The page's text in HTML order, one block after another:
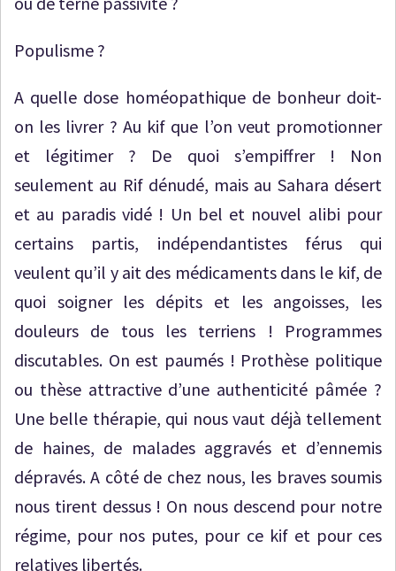
Populisme ?
A quelle dose homéopathique de bonheur doit-
on les livrer ? Au kif que l’on veut promotionner
et légitimer ? De quoi s’empiffrer ! Non
seulement au Rif dénudé, mais au Sahara désert
et au paradis vidé ! Un bel et nouvel alibi pour
certains partis, indépendantistes férus qui
veulent qu’il y ait des médicaments dans le kif, de
quoi soigner les dépits et les angoisses, les
douleurs de tous les terriens ! Programmes
discutables. On est paumés ! Prothèse politique
ou thèse attractive d’une authenticité pâmée ?
Une belle thérapie, qui nous vaut déjà tellement
de haines, de malades aggravés et d’ennemis
dépravés. A côté de chez nous, les braves soumis
nous tirent dessus ! On nous descend pour notre
régime, pour nos putes, pour ce kif et pour ces
relatives libertés.